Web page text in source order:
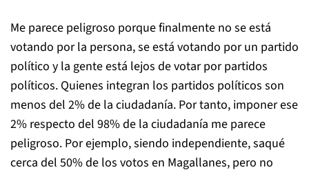
Me parece peligroso porque finalmente no se está
votando por la persona, se está votando por un partido
político y la gente está lejos de votar por partidos
políticos. Quienes integran los partidos políticos son
menos del 2% de la ciudadanía. Por tanto, imponer ese
2% respecto del 98% de la ciudadanía me parece
peligroso. Por ejemplo, siendo independiente, saqué
cerca del 50% de los votos en Magallanes, pero no